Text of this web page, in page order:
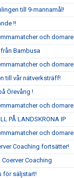
till 9-mannamål!
!!
och domare
Bambusa
och domare
till vår nätverksträff!
Örevång !
och domare
PÅ LANDSKRONA IP
och domare
Coaching fortsätter!
Coaching
för säljstart!